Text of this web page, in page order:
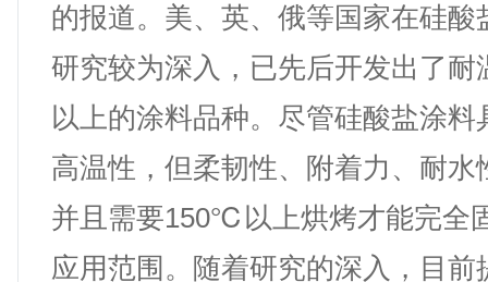
的报道。美、英、俄等国家在硅酸
研究较为深入，已先后开发出了
以上的涂料品种。尽管硅酸盐涂料
高温性，但柔韧性、附着力、耐水
并且需要150℃以上烘烤才能完全
应用范围。随着研究的深入，目前